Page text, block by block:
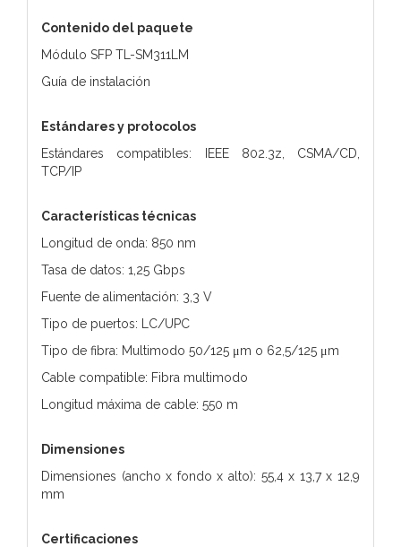
Contenido del paquete
Módulo SFP TL-SM311LM
Guía de instalación
Estándares y protocolos
Estándares compatibles: IEEE 802.3z, CSMA/CD,
TCP/IP
Características técnicas
Longitud de onda: 850 nm
Tasa de datos: 1,25 Gbps
Fuente de alimentación: 3,3 V
Tipo de puertos: LC/UPC
Tipo de fibra: Multimodo 50/125 μm o 62,5/125 μm
Cable compatible: Fibra multimodo
Longitud máxima de cable: 550 m
Dimensiones
Dimensiones (ancho x fondo x alto): 55,4 x 13,7 x 12,9
mm
Certificaciones